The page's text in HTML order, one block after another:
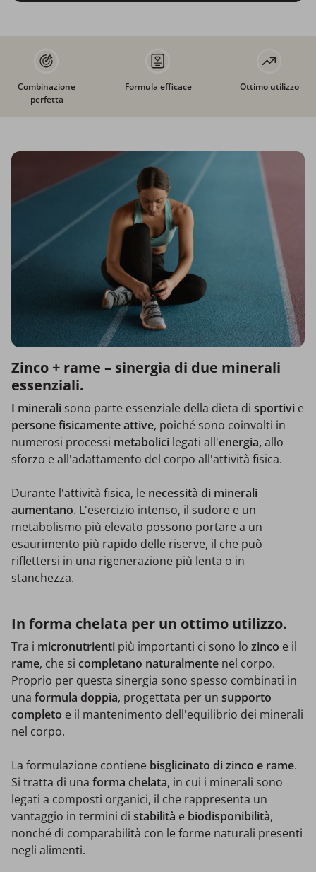
Combinazione
perfetta
Formula efficace Ottimo utilizzo
Zinco + rame – sinergia di due minerali
essenziali.
I minerali sono parte essenziale della dieta di sportivi e
persone fisicamenteattive, poiché sono coinvolti in
numerosi processi metabolici legati all'energia,allo
sforzo e all'adattamento del corpo all'attività fisica.
Durante l'attività fisica, le necessità di minerali
aumentano. L'esercizio intenso, il sudore e un
metabolismo più elevato possono portare a un
esaurimento più rapido delle riserve, il che può
riflettersi in una rigenerazione più lenta o in
stanchezza.
In forma chelata per un ottimo utilizzo.
Tra i micronutrienti più importanti ci sono lo zinco e il
rame, che si completano naturalmente nel corpo.
Proprio per questa sinergia sono spesso combinati in
una formula doppia, progettata per un supporto
completo e il mantenimento dell'equilibrio dei minerali
nel corpo.
La formulazione contiene bisglicinato di zinco e rame.
Si tratta di una forma chelata, in cui i minerali sono
legati a composti organici, il che rappresenta un
vantaggio in termini di stabilità e biodisponibilità,
nonché di comparabilità con le forme naturali presenti
negli alimenti.